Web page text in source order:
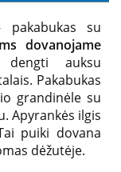
pakabukas su
dovanojame
dengti auksu
Pakabukas
grandinėle su
Apyrankės ilgis
puiki dovana
dėžutėje.